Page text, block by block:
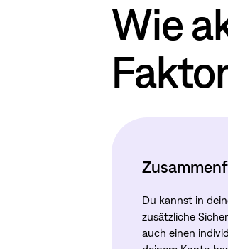
Wie
Du kannst in
zusätzliche
auch einen